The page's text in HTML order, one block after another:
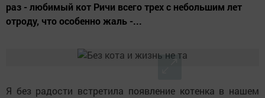
раз - любимый кот Ричи всего трех с небольшим лет
отроду, что особенно жаль -...
Я без радости встретила появление котенка в нашем